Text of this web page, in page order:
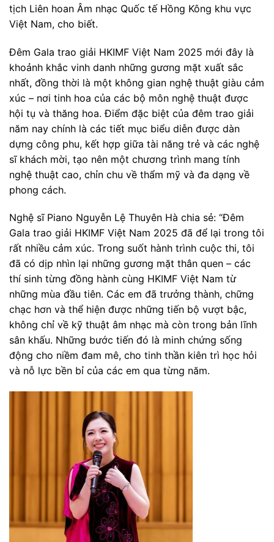
tịch Liên hoan Âm nhạc Quốc tế Hồng Kông khu vực
Việt Nam, cho biết.
Đêm Gala trao giải HKIMF Việt Nam 2025 mới đây là
khoảnh khắc vinh danh những gương mặt xuất sắc
nhất, đồng thời là một không gian nghệ thuật giàu cảm
xúc – nơi tinh hoa của các bộ môn nghệ thuật được
hội tụ và thăng hoa. Điểm đặc biệt của đêm trao giải
năm nay chính là các tiết mục biểu diễn được dàn
dựng công phu, kết hợp giữa tài năng trẻ và các nghệ
sĩ khách mời, tạo nên một chương trình mang tính
nghệ thuật cao, chỉn chu về thẩm mỹ và đa dạng về
phong cách.
Nghệ sĩ Piano Nguyễn Lệ Thuyên Hà chia sẻ: “Đêm
Gala trao giải HKIMF Việt Nam 2025 đã để lại trong tôi
rất nhiều cảm xúc. Trong suốt hành trình cuộc thi, tôi
đã có dịp nhìn lại những gương mặt thân quen – các
thí sinh từng đồng hành cùng HKIMF Việt Nam từ
những mùa đầu tiên. Các em đã trưởng thành, chững
chạc hơn và thể hiện được những tiến bộ vượt bậc,
không chỉ về kỹ thuật âm nhạc mà còn trong bản lĩnh
sân khấu. Những bước tiến đó là minh chứng sống
động cho niềm đam mê, cho tinh thần kiên trì học hỏi
và nỗ lực bền bỉ của các em qua từng năm.